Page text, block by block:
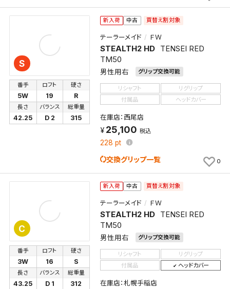
S
新入荷 中古 買替え割対象
テーラーメイド ＦＷ
STEALTH2 HD
TENSEI RED
TM50
男性用右 グリップ交換可能
番手
5W
ロフト
19
硬さ
R
長さ
42.25
バランス
D 2
総重量
315
リシャフト
リグリップ
付属品
ヘッドカバー
在庫店：西尾店
25,100 税込
228 pt
交換グリップ一覧 0
C
新入荷 中古 買替え割対象
テーラーメイド ＦＷ
STEALTH2 HD
TENSEI RED
TM50
男性用右 グリップ交換可能
番手
3W
ロフト
16
硬さ
S
長さ
43.25
バランス
D 1
総重量
312
リシャフト
リグリップ
付属品
ヘッドカバー
在庫店：札幌手稲店